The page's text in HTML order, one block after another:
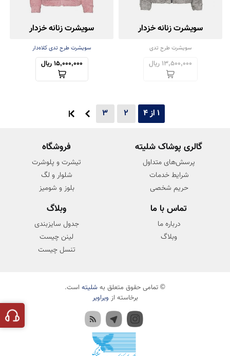
سویشرت زنانه خزدار
سویشرت طرح تدی
13,500,000 ریال
سویشرت زنانه خزدار
سویشرت طرح تدی کلاه‌دار
15,000,000 ریال
1 از 4 2
3
گالری پوشاک شلیته
پرسش‌های متداول
شرایط خدمات
حریم شخصی
فروشگاه
تیشرت و پلوشرت
شلوار و لگ
بلوز و شومیز
تماس با ما
درباره ما
وبلاگ
وبلاگ
جدول سایزبندی
لینن چیست
تنسل چیست
© تمامی حقوق متعلق به شلیته است.
برخاسته از ویراویر